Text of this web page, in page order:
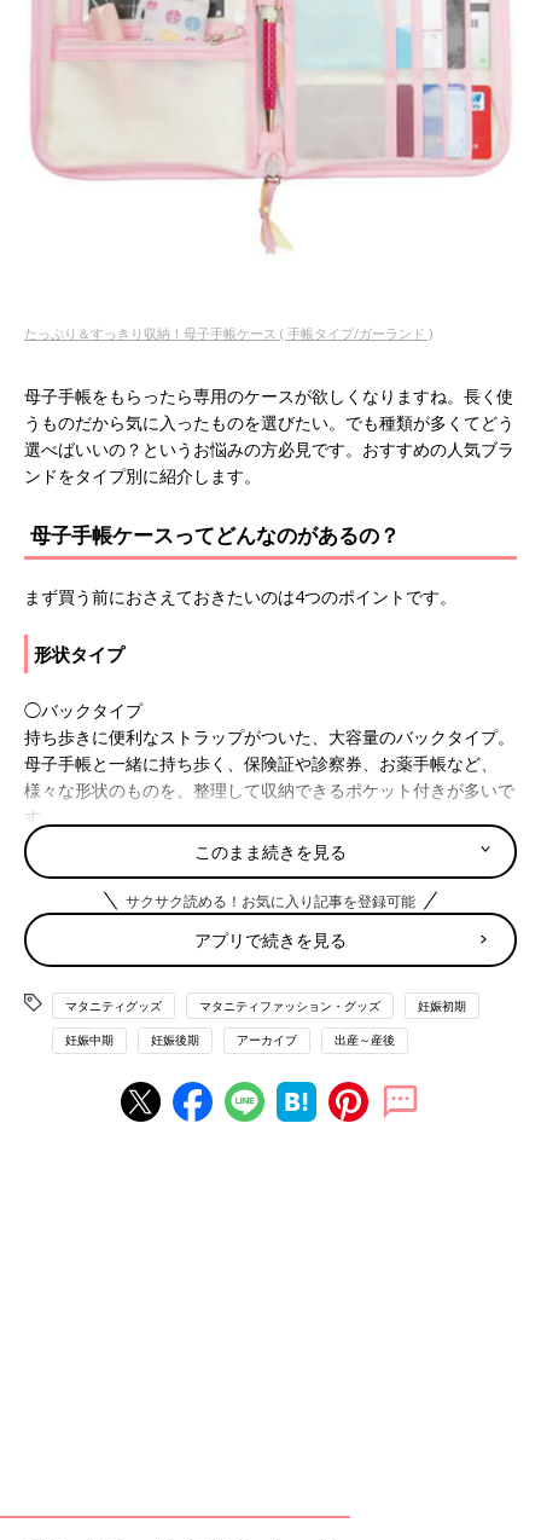
たっぷり＆すっきり収納！母子手帳ケース ( 手帳タイプ/ガーランド )
母子手帳をもらったら専用のケースが欲しくなりますね。長く使
うものだから気に入ったものを選びたい。でも種類が多くてどう
選べばいいの？というお悩みの方必見です。おすすめの人気ブラ
ンドをタイプ別に紹介します。
母子手帳ケースってどんなのがあるの？
まず買う前におさえておきたいのは4つのポイントです。
形状タイプ
◯バックタイプ
持ち歩きに便利なストラップがついた、大容量のバックタイプ。
母子手帳と一緒に持ち歩く、保険証や診察券、お薬手帳など、
様々な形状のものを、整理して収納できるポケット付きが多いで
す。
◯ジャバラタイプ
左右にジャバラ状のマチがついているので、出し入れがしやす
く、たくさん入ります。見開きタイプと比べると収納力はありま
すが、かさばります。
◯見開きタイプ
で、中身が見やすくカード入れやポケットも充実しています。ジ
ャバラタイプと比べるすっきりとまとめることができますが、収
納力は落ちます。
開け口の種類
このまま続きを見る
サクサク読める！お気に入り記事を登録可能
アプリで続きを見る
マタニティグッズ マタニティファッション・グッズ 妊娠初期
妊娠中期 妊娠後期 アーカイブ 出産～産後